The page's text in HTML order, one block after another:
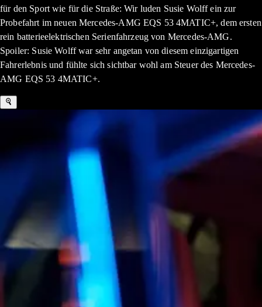
für den Sport wie für die Straße: Wir luden Susie Wolff ein zur
Probefahrt im neuen Mercedes-AMG EQS 53 4MATIC+, dem ersten
rein batterieelektrischen Serienfahrzeug von Mercedes-AMG.
Spoiler: Susie Wolff war sehr angetan von diesem einzigartigen
Fahrerlebnis und fühlte sich sichtbar wohl am Steuer des Mercedes-
AMG EQS 53 4MATIC+.